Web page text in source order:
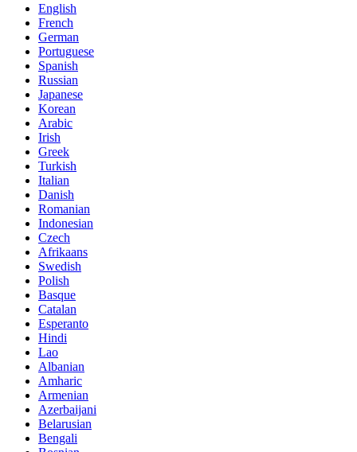
English
French
German
Portuguese
Spanish
Russian
Japanese
Korean
Arabic
Irish
Greek
Turkish
Italian
Danish
Romanian
Indonesian
Czech
Afrikaans
Swedish
Polish
Basque
Catalan
Esperanto
Hindi
Lao
Albanian
Amharic
Armenian
Azerbaijani
Belarusian
Bengali